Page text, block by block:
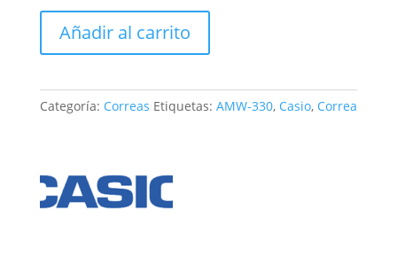
Casio
cantidad
Añadir al carrito
Categoría: Correas Etiquetas: AMW-330, Casio, Correa